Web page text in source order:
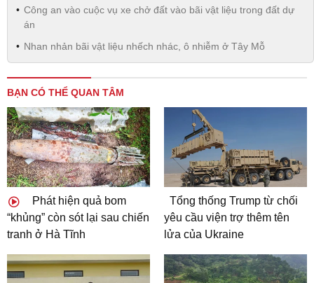
Công an vào cuộc vụ xe chở đất vào bãi vật liệu trong đất dự
án
Nhan nhản bãi vật liệu nhếch nhác, ô nhiễm ở Tây Mỗ
BẠN CÓ THỂ QUAN TÂM
Phát hiện quả bom
“khủng” còn sót lại sau chiến
tranh ở Hà Tĩnh
Tổng thống Trump từ chối
yêu cầu viện trợ thêm tên
lửa của Ukraine